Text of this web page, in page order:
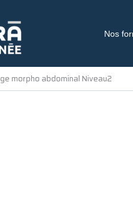
Nos
morpho abdominal Niveau2